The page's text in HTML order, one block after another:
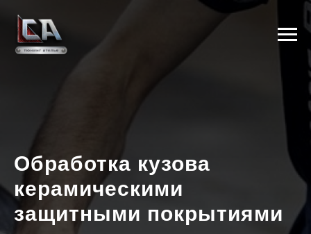
Обработка кузова
керамическими
защитными покрытиями